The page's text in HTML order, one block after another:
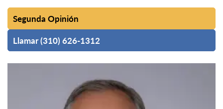
Segunda Opinión
Llamar (310) 626-1312